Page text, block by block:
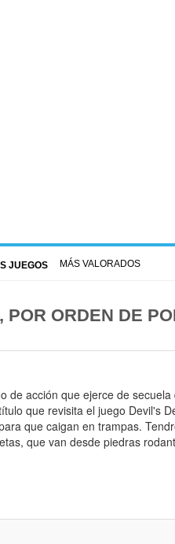
JUEGOS MÁS VALORADOS
POR ORDEN DE
de acción que ejerce de
que revisita el juego Devil's
que caigan en trampas.
que van desde piedras